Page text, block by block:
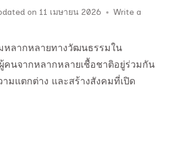
on 11 เมษายน 2026
Write a
หลากหลายทางวัฒนธรรมใน
คนจากหลากหลายเชื้อชาติอยู่ร่วมกัน
ามแตกต่าง และสร้างสังคมที่เปิด